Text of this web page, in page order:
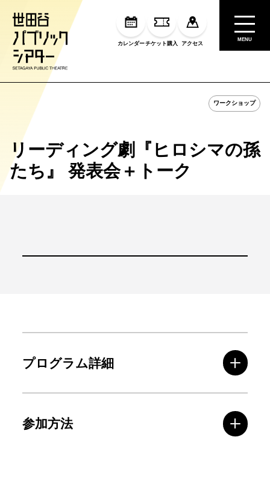
カレンダーチケット購入 アクセス
MENU
ワークショップ
リーディング劇『ヒロシマの孫
たち』 発表会＋トーク
プログラム詳細
参加方法